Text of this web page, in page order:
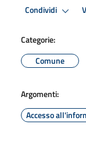
Condividi
Categorie:
Comune
Argomenti:
Accesso